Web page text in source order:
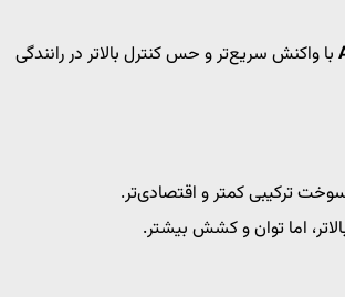
با واکنش سریع‌تر و حس کنترل بالاتر در رانندگی
ترکیبی کمتر و اقتصادی‌تر.
اما توان و کشش بیشتر.